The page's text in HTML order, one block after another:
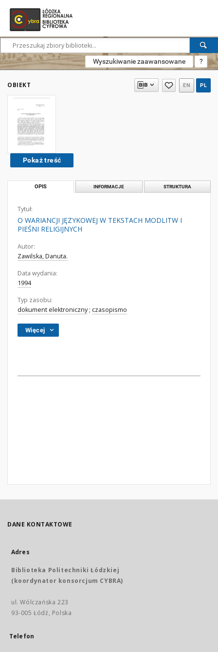
Wyszukiwanie zaawansowane ?
OBIEKT EN PL
Pokaż treść
OPIS INFORMACJE STRUKTURA
Tytuł:
O WARIANCJI JĘZYKOWEJ W TEKSTACH MODLITW I
PIEŚNI RELIGIJNYCH
Autor:
Zawilska, Danuta.
Data wydania:
1994
Typ zasobu:
dokument elektroniczny; czasopismo
Więcej
DANE KONTAKTOWE
Adres
Biblioteka Politechniki Łódzkiej
(koordynator konsorcjum CYBRA)
ul. Wólczańska 223
93-005 Łódź, Polska
Telefon